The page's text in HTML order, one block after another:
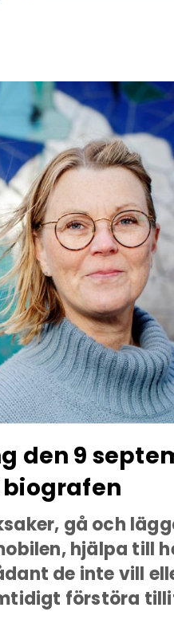
den 9
biografen
gå och
hjälpa till
de inte vill
förstöra